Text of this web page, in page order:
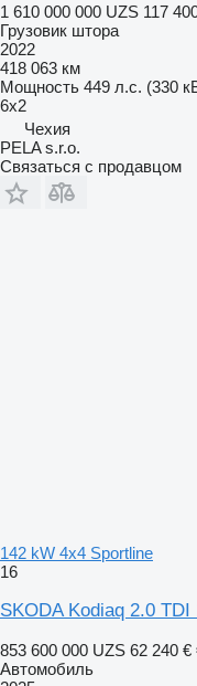
1 610 000 000 UZS 117
Грузовик штора
2022
418 063 км
Мощность 449 л.с. (330
6x2
Чехия
PELA s.r.o.
Связаться с продавцом
142 kW 4x4 Sportline
16
SKODA Kodiaq 2.0
853 600 000 UZS 62 240 €
Автомобиль